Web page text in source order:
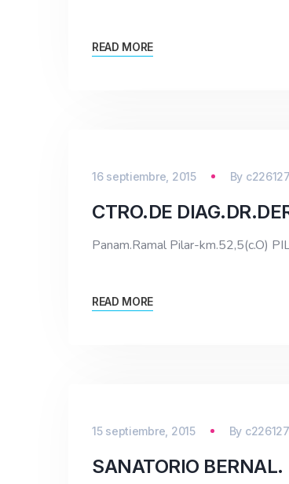
READ MORE
16 septiembre, 2015 By
CTRO.DE
Panam.Ramal Pilar-km.52,5(c.O)
READ MORE
15 septiembre, 2015 By
SANATORIO BERNAL.